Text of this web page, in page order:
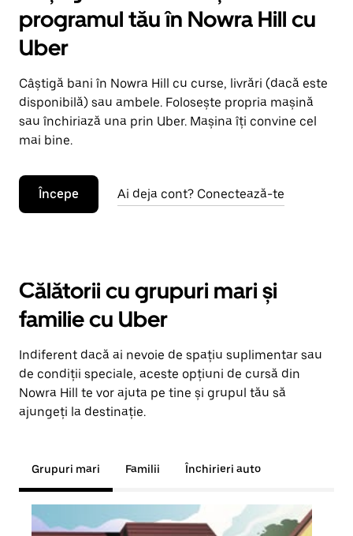
programul tău în Nowra Hill cu
Uber
Câștigă bani în Nowra Hill cu curse, livrări (dacă este
disponibilă) sau ambele. Folosește propria mașină
sau închiriază una prin Uber. Mașina îți convine cel
mai bine.
Începe Ai deja cont? Conectează-te
Călătorii cu grupuri mari și
familie cu Uber
Indiferent dacă ai nevoie de spațiu suplimentar sau
de condiții speciale, aceste opțiuni de cursă din
Nowra Hill te vor ajuta pe tine și grupul tău să
ajungeți la destinație.
Grupuri mari Familii Închirieri auto